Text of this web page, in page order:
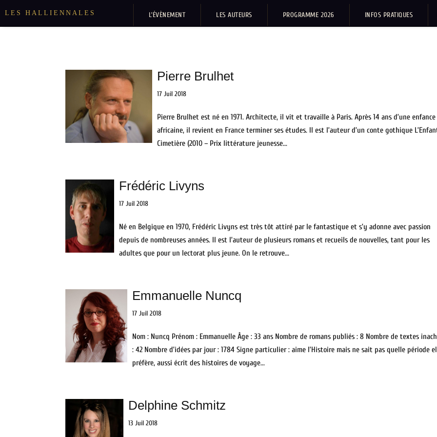
LES HALLIENNALES L’ÉVÈNEMENT LES AUTEURS PROGRAMME 2026 INFOS PRATIQUES
Pierre Brulhet
17 Juil 2018
Pierre Brulhet est né en 1971. Architecte, il vit et travaille à Paris. Après 14 ans d’une enfance
africaine, il revient en France terminer ses études. Il est l’auteur d’un conte gothique
Cimetière (2010 – Prix littérature jeunesse...
Frédéric Livyns
17 Juil 2018
Né en Belgique en 1970, Frédéric Livyns est très tôt attiré par le fantastique et s’y adonne avec passion
depuis de nombreuses années. Il est l’auteur de plusieurs romans et recueils de nouvelles, tant pour les
adultes que pour un lectorat plus jeune. On le retrouve...
Emmanuelle Nuncq
17 Juil 2018
Nom : Nuncq Prénom : Emmanuelle Âge : 33 ans Nombre de romans publiés : 8 Nombre de textes
: 42 Nombre d’idées par jour : 1784 Signe particulier : aime l’Histoire mais ne sait pas quelle période
préfère, aussi écrit des histoires de voyage...
Delphine Schmitz
13 Juil 2018